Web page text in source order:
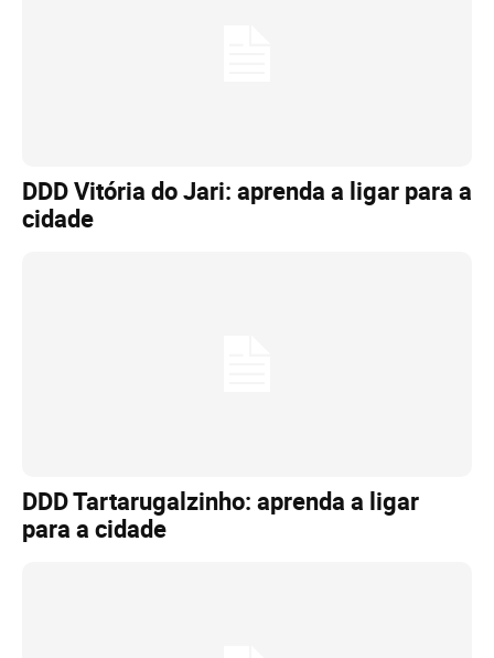
DDD Vitória do Jari: aprenda a ligar para a
cidade
DDD Tartarugalzinho: aprenda a ligar
para a cidade